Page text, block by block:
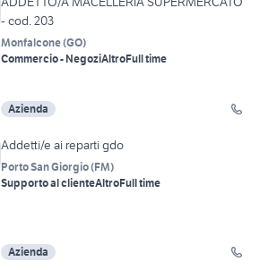
- cod. 203
Monfalcone(GO)
Commercio - NegoziAltroFull time
Azienda
Addetti/e ai reparti gdo
Porto San Giorgio(FM)
Supporto al clienteAltroFull time
Azienda